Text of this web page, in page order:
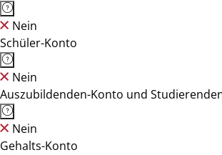
Nein
Schüler-Konto
Nein
Auszubildenden-Konto und
Nein
Gehalts-Konto